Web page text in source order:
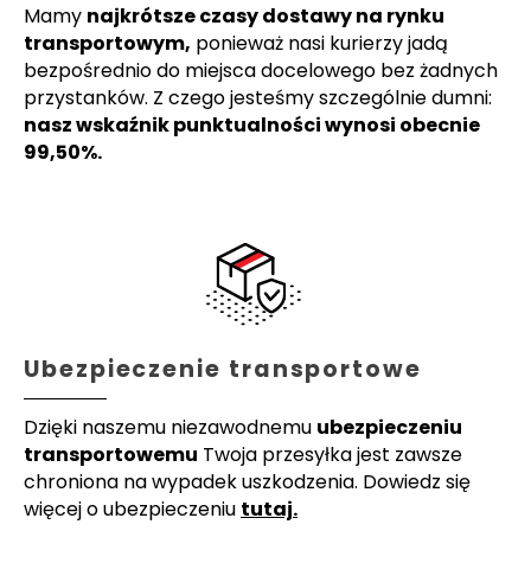
Mamy najkrótsze czasy dostawy na rynku
transportowym, ponieważ nasi kurierzy jadą
bezpośrednio do miejsca docelowego bez żadnych
przystanków. Z czego jesteśmy szczególnie dumni:
nasz wskaźnik punktualności wynosi obecnie
99,50%.
Ubezpieczenie transportowe
Dzięki naszemu niezawodnemu ubezpieczeniu
transportowemu Twoja przesyłka jest zawsze
chroniona na wypadek uszkodzenia. Dowiedz się
więcej o ubezpieczeniu tutaj.